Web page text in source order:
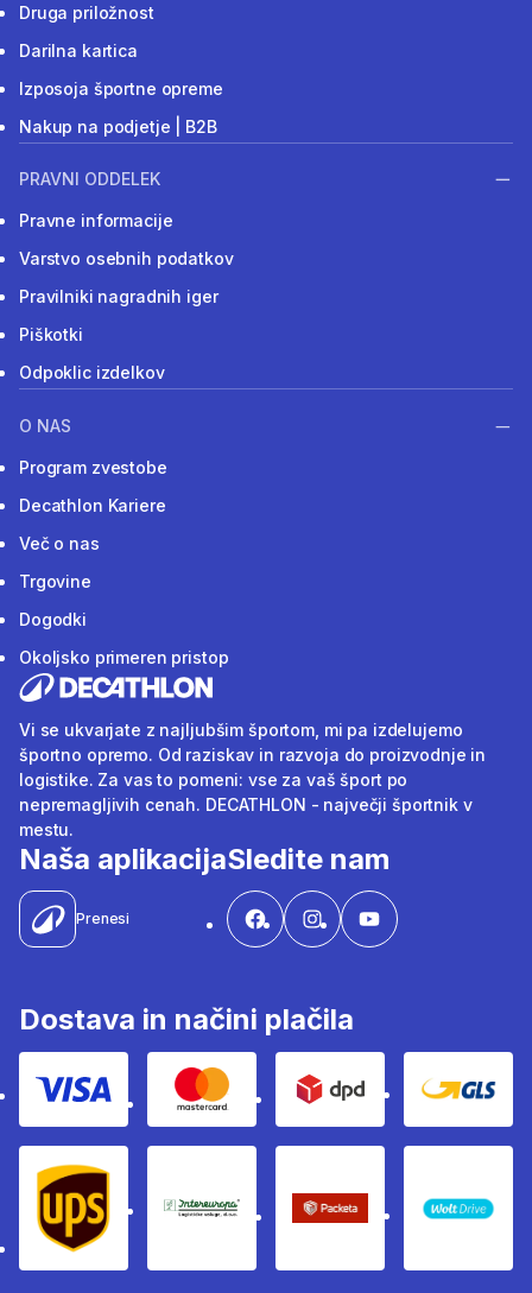
Druga priložnost
Darilna kartica
Izposoja športne opreme
Nakup na podjetje | B2B
PRAVNI ODDELEK
Pravne informacije
Varstvo osebnih podatkov
Pravilniki nagradnih iger
Piškotki
Odpoklic izdelkov
O NAS
Program zvestobe
Decathlon Kariere
Več o nas
Trgovine
Dogodki
Okoljsko primeren pristop
Vi se ukvarjate z najljubšim športom, mi pa izdelujemo
športno opremo. Od raziskav in razvoja do proizvodnje in
logistike. Za vas to pomeni: vse za vaš šport po
nepremagljivih cenah. DECATHLON - največji športnik v
mestu.
Naša aplikacija
Prenesi
Sledite nam
Dostava in načini plačila
Visa Mastercard Dpd Gls
Ups Intereuropa Packeta Sledenje
WOLT